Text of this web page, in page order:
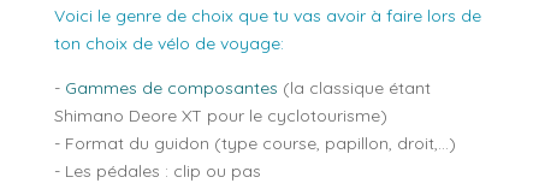
Voici le genre de choix que tu vas avoir à faire lors de
ton choix de vélo de voyage:
- Gammes de composantes (la classique étant
Shimano Deore XT pour le cyclotourisme)
- Format du guidon (type course, papillon, droit,...)
- Les pédales : clip ou pas